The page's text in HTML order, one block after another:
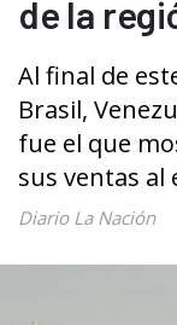
de la
Al final de
Brasil,
fue el que
sus ventas al
Diario La Nación